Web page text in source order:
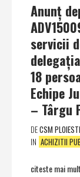
Anunţ
servicii
18
Echipe
– Târgu
DECSM PLOIESTI
IN ACHIZITII
citeste mai mult